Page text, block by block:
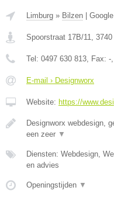
Limburg » Bilzen
Spoorstraat 17B/11, 3740
Tel: 0497 630 813, Fax: -
E-mail › Designworx
Website: https://
Designworx webdesign,
een zeer ▼
Diensten: Webdesign,
en advies
Openingstijden ▼